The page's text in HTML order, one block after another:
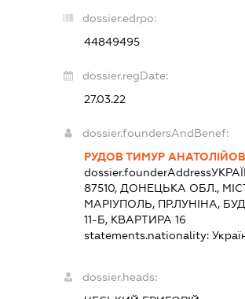
dossier.edrpo:
44849495
dossier.regDate:
27.03.22
dossier.foundersAndBenef:
РУДОВ ТИМУР
dossier.founderAddress
87510, ДОНЕЦЬКА ОБЛ.,
МАРІУПОЛЬ, ПР.ЛУНІНА,
11-Б, КВАРТИРА 16
statements.nationality:
dossier.heads: